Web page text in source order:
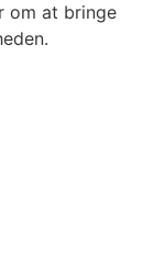
om at bringe